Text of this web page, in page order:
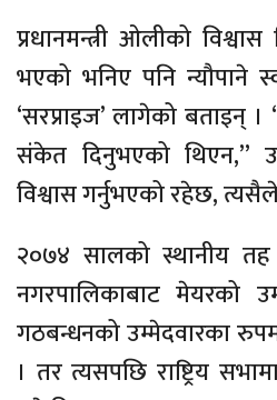
प्रधानमन्त्री ओलीको
भएको भनिए पनि न्यौपाने
‘सरप्राइज’ लागेको बताइन्
संकेत दिनुभएको थिएन,”
विश्वास गर्नुभएको रहेछ,
२०७४ सालको स्थानीय
नगरपालिकाबाट मेयरको
गठबन्धनको उम्मेदवारका
। तर त्यसपछि राष्ट्रिय